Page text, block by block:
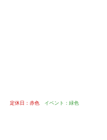
定休日：赤色 イベント：緑色